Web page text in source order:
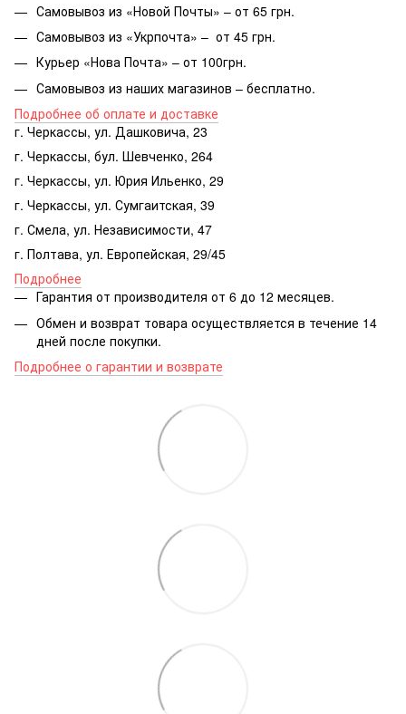
Самовывоз из «Новой Почты» – от 65 грн.
Самовывоз из «Укрпочта» – от 45 грн.
Курьер «Нова Почта» – от 100грн.
Самовывоз из наших магазинов – бесплатно.
Подробнее об оплате и доставке
г. Черкассы, ул. Дашковича, 23
г. Черкассы, бул. Шевченко, 264
г. Черкассы, ул. Юрия Ильенко, 29
г. Черкассы, ул. Сумгаитская, 39
г. Смела, ул. Независимости, 47
г. Полтава, ул. Европейская, 29/45
Подробнее
Гарантия от производителя от 6 до 12 месяцев.
Обмен и возврат товара осуществляется в течение 14
дней после покупки.
Подробнее о гарантии и возврате